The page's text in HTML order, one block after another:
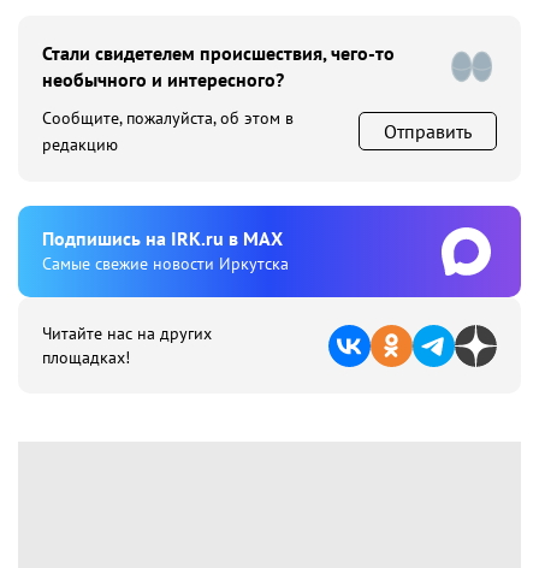
Стали свидетелем происшествия, чего-то
необычного и интересного?
Сообщите, пожалуйста, об этом в
редакцию
Отправить
Подпишиcь на IRK.ru в MAX
Cамые свежие новости Иркутска
Читайте нас на других
площадках!